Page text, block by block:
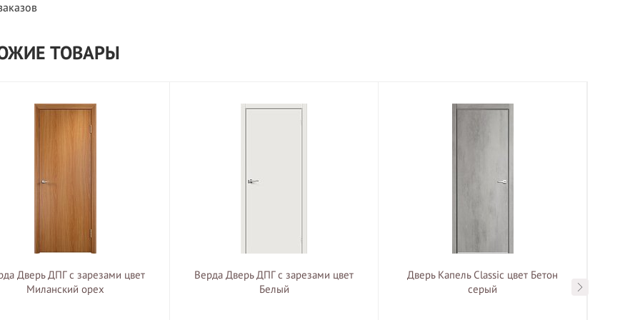
ТОВАРЫ
Дверь ДПГ с зарезами цвет
Миланский орех
Верда Дверь ДПГ с зарезами цвет
Белый
Дверь Капель Classic цвет Бетон
серый